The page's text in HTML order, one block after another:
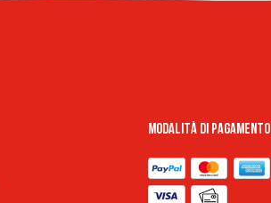
Modalità di pagamento